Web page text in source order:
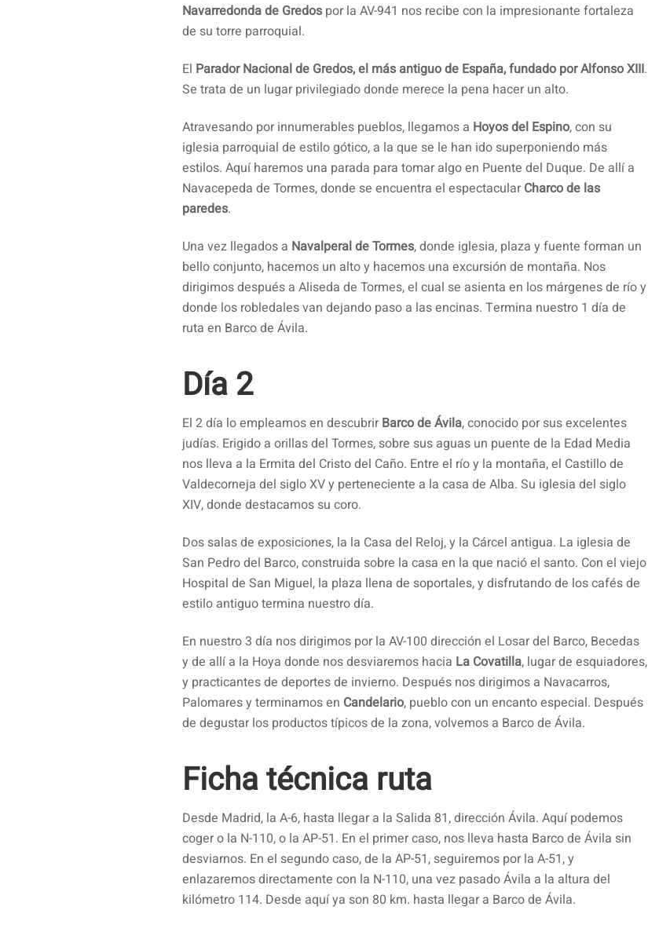
Navarredonda de Gredos por la AV-941 nos recibe con la impresionante fortaleza
de su torre parroquial.
El Parador Nacional de Gredos, el más antiguo de España, fundado por Alfonso XIII.
Se trata de un lugar privilegiado donde merece la pena hacer un alto.
Atravesando por innumerables pueblos, llegamos a Hoyos del Espino, con su
iglesia parroquial de estilo gótico, a la que se le han ido superponiendo más
estilos. Aquí haremos una parada para tomar algo en Puente del Duque. De allí a
Navacepeda de Tormes, donde se encuentra el espectacularCharco de las
paredes.
Una vez llegados a Navalperal de Tormes, donde iglesia, plaza y fuente forman un
bello conjunto, hacemos un alto y hacemos una excursión de montaña. Nos
dirigimos después a Aliseda de Tormes, el cual se asienta en los márgenes de río y
donde los robledales van dejando paso a las encinas. Termina nuestro 1 día de
ruta en Barco de Ávila.
Día 2
El 2 día lo empleamos en descubrirBarco de Ávila, conocido por sus excelentes
judías. Erigido a orillas del Tormes, sobre sus aguas un puente de la Edad Media
nos lleva a la Ermita del Cristo del Caño. Entre el río y la montaña, el Castillo de
Valdecorneja del siglo XV y perteneciente a la casa de Alba. Su iglesia del siglo
XIV, donde destacamos su coro.
Dos salas de exposiciones, la la Casa del Reloj, y la Cárcel antigua. La iglesia de
San Pedro del Barco, construida sobre la casa en la que nació el santo. Con el viejo
Hospital de San Miguel, la plaza llena de soportales, y disfrutando de los cafés de
estilo antiguo termina nuestro día.
En nuestro 3 día nos dirigimos por la AV-100 dirección el Losar del Barco, Becedas
y de allí a la Hoya donde nos desviaremos hacia La Covatilla, lugar de esquiadores,
y practicantes de deportes de invierno. Después nos dirigimos a Navacarros,
Palomares y terminamos en Candelario, pueblo con un encanto especial. Después
de degustar los productos típicos de la zona, volvemos a Barco de Ávila.
Ficha técnica ruta
Desde Madrid, la A-6, hasta llegar a la Salida 81, dirección Ávila. Aquí podemos
coger o la N-110, o la AP-51. En el primer caso, nos lleva hasta Barco de Ávila sin
desviarnos. En el segundo caso, de la AP-51, seguiremos por la A-51, y
enlazaremos directamente con la N-110, una vez pasado Ávila a la altura del
kilómetro 114. Desde aquí ya son 80 km. hasta llegar a Barco de Ávila.